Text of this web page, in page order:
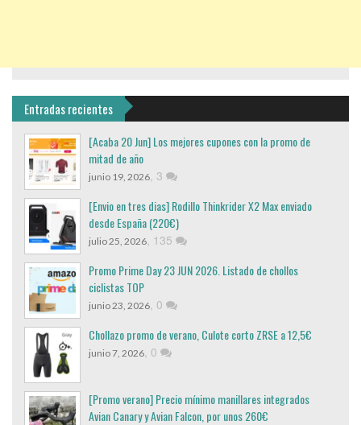
Entradas recientes
[Acaba 20 Jun] Los mejores cupones con la promo de
mitad de año
junio 19, 2026, 3
[Envio en tres dias] Rodillo Thinkrider X2 Max enviado
desde España (220€)
julio 25, 2026, 135
Promo Prime Day 23 JUN 2026. Listado de chollos
ciclistas TOP
junio 23, 2026, 0
Chollazo promo de verano, Culote corto ZRSE a 12,5€
junio 7, 2026, 0
[Promo verano] Precio mínimo manillares integrados
Avian Canary y Avian Falcon, por unos 260€